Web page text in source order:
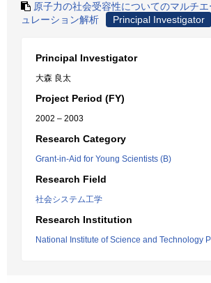
原子力の社会受容性についてのマルチエ
ュレーション解析
Principal Investigator
Principal Investigator
大森 良太
Project Period (FY)
2002 – 2003
Research Category
Grant-in-Aid for Young Scientists (B)
Research Field
社会システム工学
Research Institution
National Institute of Science and Technology